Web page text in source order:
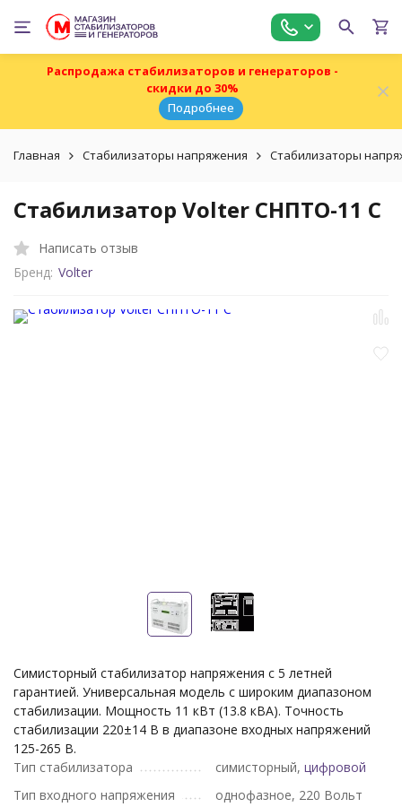
Распродажа стабилизаторов и генераторов -
скидки до 30%
Подробнее
Главная Стабилизаторы напряжения Стабилизаторы
Стабилизатор Volter СНПТО-11 С
Написать отзыв
Бренд: Volter
Симисторный стабилизатор напряжения с 5 летней
гарантией. Универсальная модель c широким диапазоном
стабилизации. Мощность 11 кВт (13.8 кВА). Точность
стабилизации 220±14 В в диапазоне входных напряжений
125-265 В.
Тип стабилизатора
симисторный, цифровой
Тип входного напряжения
однофазное, 220 Вольт